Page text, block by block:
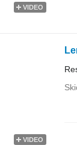
VIDEO
VIDEO